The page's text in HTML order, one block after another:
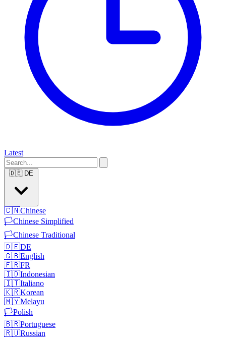
Latest
🇩🇪 DE
🇨🇳Chinese
🏳️Chinese Simplified
🏳️Chinese Traditional
🇩🇪DE
🇬🇧English
🇫🇷FR
🇮🇩Indonesian
🇮🇹Italiano
🇰🇷Korean
🇲🇾Melayu
🏳️Polish
🇧🇷Portuguese
🇷🇺Russian